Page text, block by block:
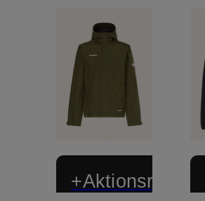
+Aktionsrabatt